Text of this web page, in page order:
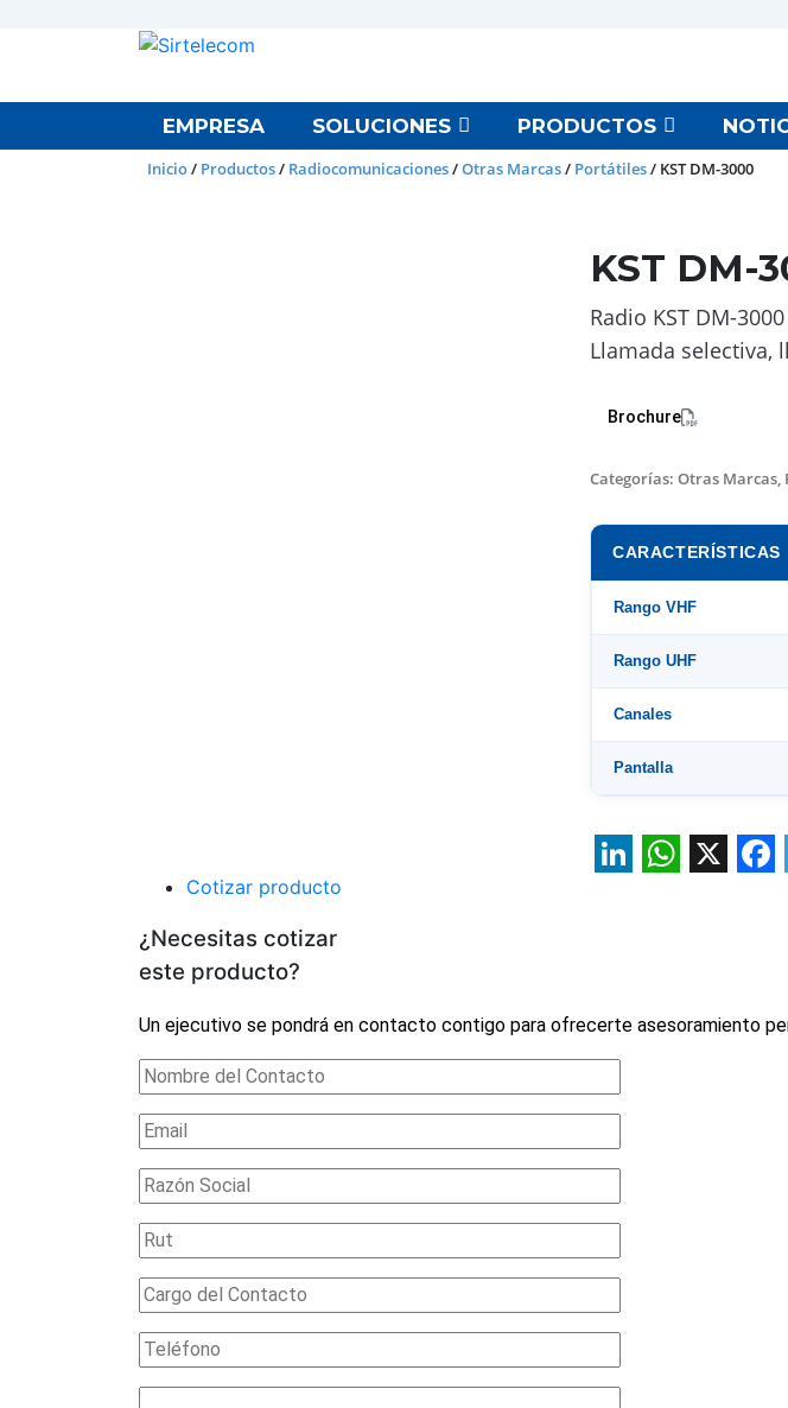
EMPRESA SOLUCIONES PRODUCTOS
Inicio/ Productos/ Radiocomunicaciones/Otras Marcas/ Portátiles/ KST DM-3000
KST DM-
Radio KST DM-
Llamada selectiva,
Brochure
Categorías: Otras Marcas,
CARACTERÍSTICAS
Rango VHF
Rango UHF
Canales
Pantalla
Cotizar producto
¿Necesitas cotizar
este producto?
Un ejecutivo se pondrá en contacto contigo para ofrecerte asesoramiento